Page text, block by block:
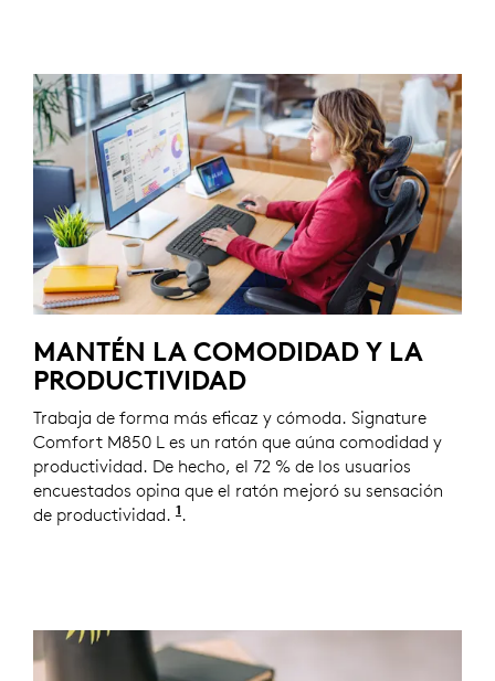
MANTÉN LA COMODIDAD Y LA
PRODUCTIVIDAD
Trabaja de forma más eficaz y cómoda. Signature
Comfort M850 L es un ratón que aúna comodidad y
productividad. De hecho, el 72 % de los usuarios
encuestados opina que el ratón mejoró su sensación
de productividad. 1 Basado en una prueba de usuario
.